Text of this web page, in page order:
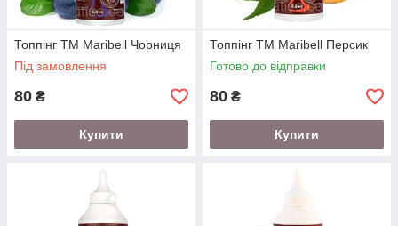
Топпінг ТМ Maribell Чорниця
Під замовлення
80 ₴
Купити
Топпінг ТМ Maribell Персик
Готово до відправки
80 ₴
Купити